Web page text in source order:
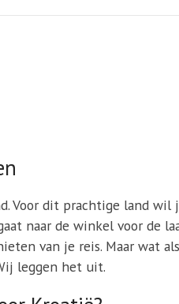
Voor dit prachtige land
naar de winkel voor de
van je reis. Maar wat
leggen het uit.